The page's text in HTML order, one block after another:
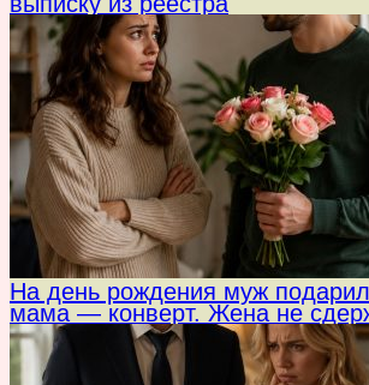
На день рождения муж
мама — конверт. Жена не